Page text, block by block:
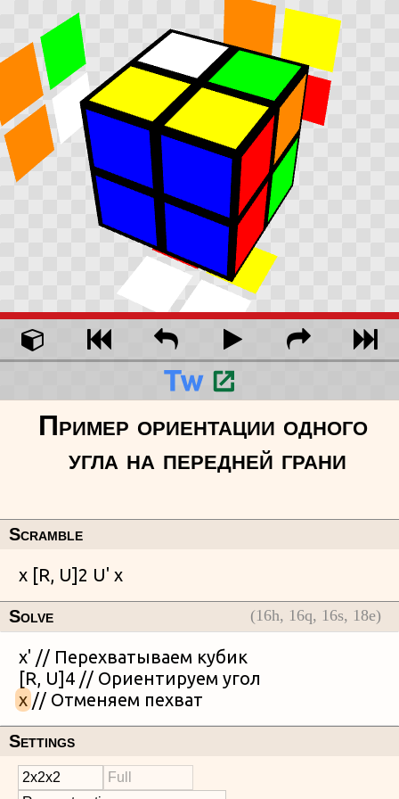
Scramble
Solve (16h, 16q, 16s, 18e)
x' // Перехватываем кубик
x
Settings